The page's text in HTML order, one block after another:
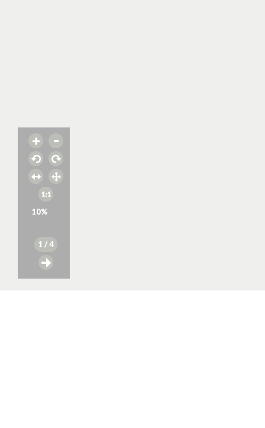
10%
1 / 4